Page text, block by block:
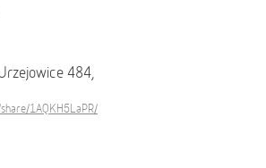
484,
1AQKH5LaPR/